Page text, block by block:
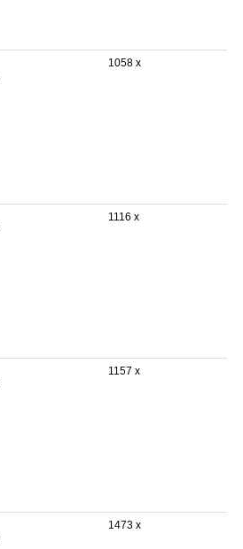
1058 x
1116 x
1157 x
1473 x